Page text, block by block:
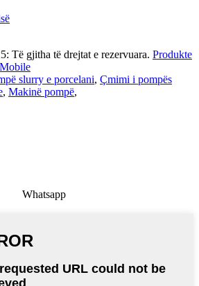
Të gjitha të drejtat e rezervuara. Produkte
slurry e porcelani, Çmimi i pompës
, Makinë pompë,
Whatsapp